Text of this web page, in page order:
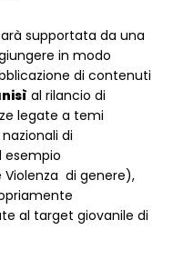
supportata da una
in modo
di contenuti
al rilancio di
legate a temi
di
esempio
Violenza di genere),
al target giovanile di